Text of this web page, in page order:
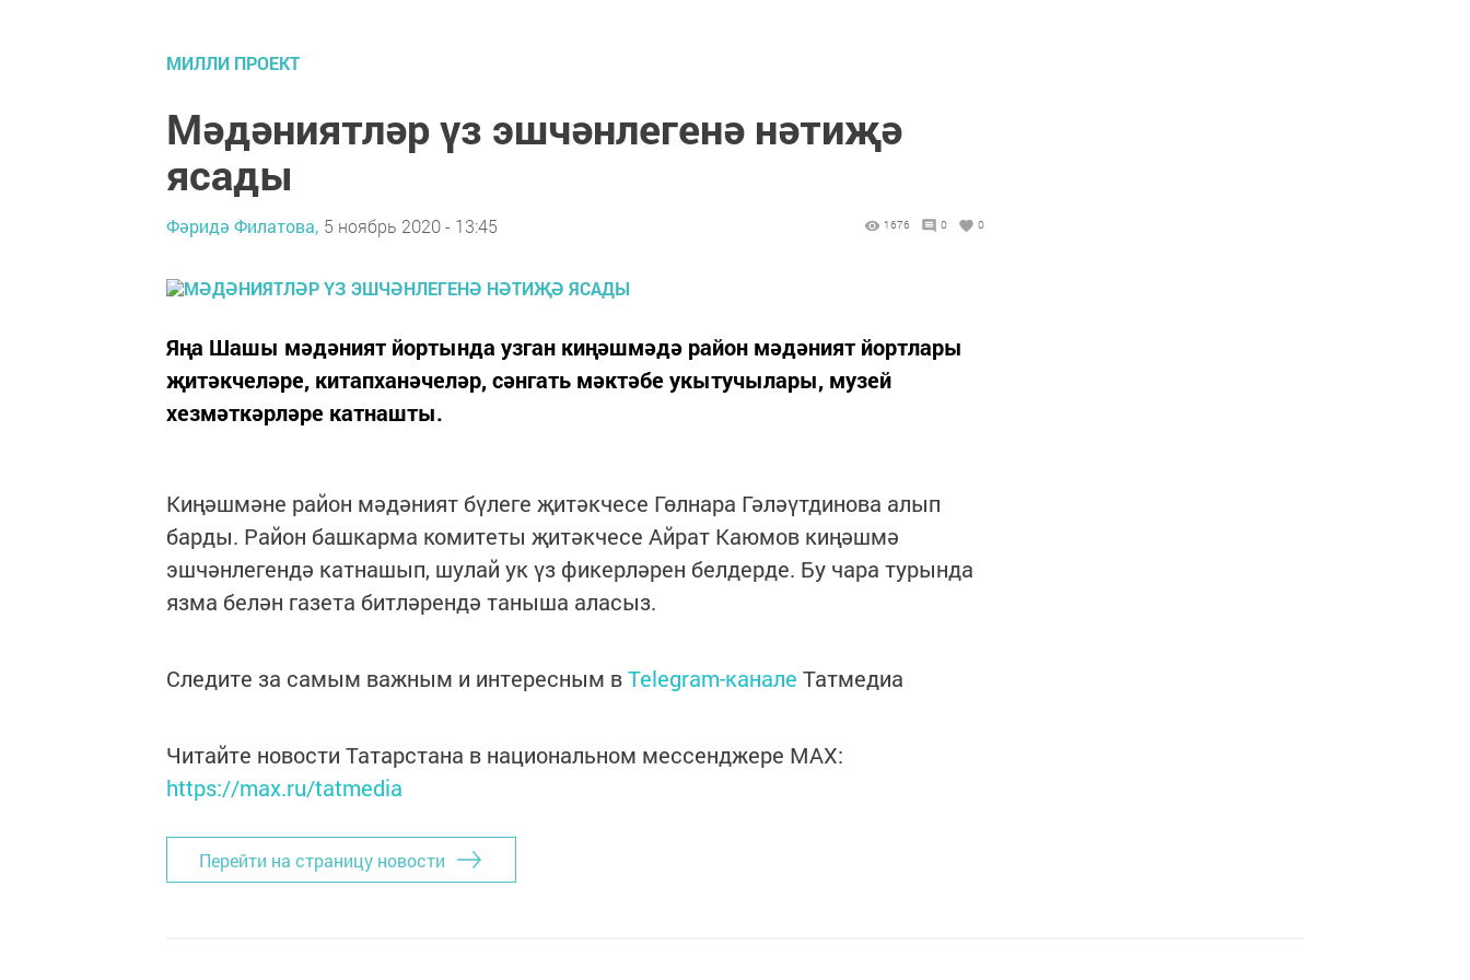
МИЛЛИ ПРОЕКТ
Мәдәниятләр үз эшчәнлегенә нәтиҗә
ясады
Фәридә Филатова, 5 ноябрь 2020 - 13:45 1676 0 0
Яңа Шашы мәдәният йортында узган киңәшмәдә район мәдәният йортлары
җитәкчеләре, китапханәчеләр, сәнгать мәктәбе укытучылары, музей
хезмәткәрләре катнашты.
Киңәшмәне район мәдәният бүлеге җитәкчесе Гөлнара Гәләүтдинова алып
барды. Район башкарма комитеты җитәкчесе Айрат Каюмов киңәшмә
эшчәнлегендә катнашып, шулай ук үз фикерләрен белдерде. Бу чара турында
язма белән газета битләрендә таныша аласыз.
Следите за самым важным и интересным вTelegram-канале Татмедиа
Читайте новости Татарстана в национальном мессенджере MАХ:
https://max.ru/tatmedia
Перейти на страницу новости